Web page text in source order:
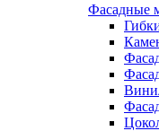
Фасадные